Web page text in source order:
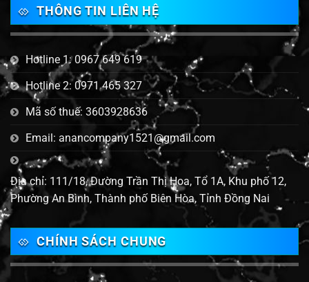
THÔNG TIN LIÊN HỆ
Hotline 1: 0967 649 619
Hotline 2: 0971 465 327
Mã số thuế: 3603928636
Email: anancompany1521@gmail.com
Địa chỉ: 111/18, Đường Trần Thị Hoa, Tổ 1A, Khu phố 12,
Phường An Bình, Thành phố Biên Hòa, Tỉnh Đồng Nai
CHÍNH SÁCH CHUNG